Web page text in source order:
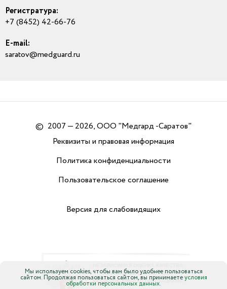
Регистратура:
+7 (8452) 42-66-76
E-mail:
saratov@medguard.ru
© 2007 — 2026, ООО "Медгард -Саратов"
Реквизиты и правовая информация
Политика конфиденциальности
Пользовательское соглашение
Версия для слабовидящих
Мы используем cookies, чтобы вам было удобнее пользоваться
сайтом. Продолжая пользоваться сайтом, вы принимаетеусловия
обработки персональных данных.